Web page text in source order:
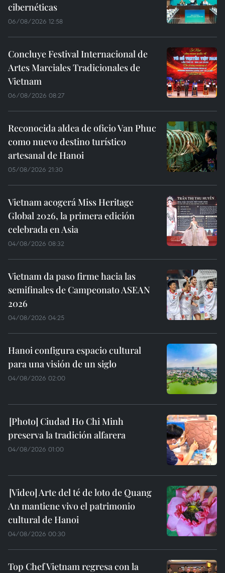
cibernéticas
06/08/2026 12:58
Concluye Festival Internacional de
Artes Marciales Tradicionales de
Vietnam
06/08/2026 08:27
Reconocida aldea de oficio Van Phuc
como nuevo destino turístico
artesanal de Hanoi
05/08/2026 21:30
Vietnam acogerá Miss Heritage
Global 2026, la primera edición
celebrada en Asia
04/08/2026 08:32
Vietnam da paso firme hacia las
semifinales de Campeonato ASEAN
2026
04/08/2026 04:25
Hanoi configura espacio cultural
para una visión de un siglo
04/08/2026 02:00
Ciudad Ho Chi Minh
preserva la tradición alfarera
04/08/2026 01:00
Arte del té de loto de Quang
An mantiene vivo el patrimonio
cultural de Hanoi
04/08/2026 00:30
Top Chef Vietnam regresa con la